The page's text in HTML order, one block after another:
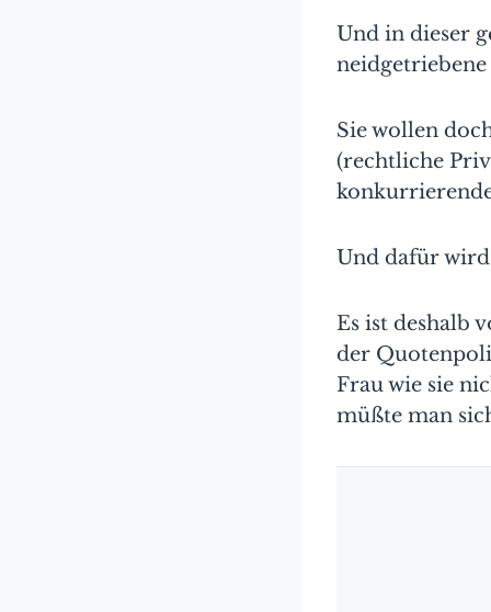
Und in dieser
neidgetriebene
Sie wollen
(rechtliche
Und dafür wird
Es ist deshalb
der
Frau wie sie
müßte man